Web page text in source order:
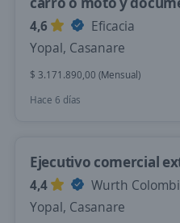
4,6
Eficacia
Yopal, Casanare
$ 3.171.890,00 (Mensual)
Hace 6 días
Ejecutivo comercial
4,4
Wurth
Yopal, Casanare